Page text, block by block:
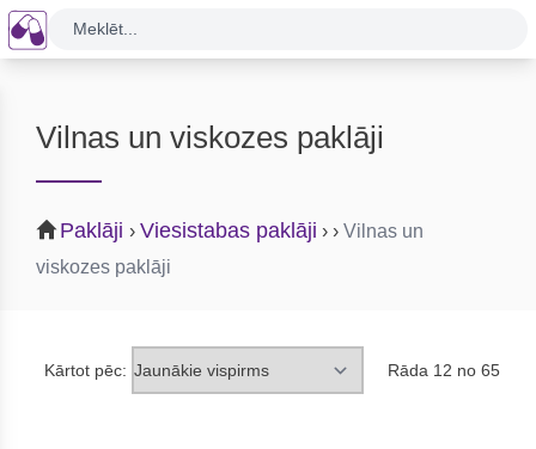
Meklēt...
Vilnas un viskozes paklāji
Paklāji › Viesistabas paklāji › › Vilnas un
viskozes paklāji
Kārtot pēc: Rāda 12 no 65